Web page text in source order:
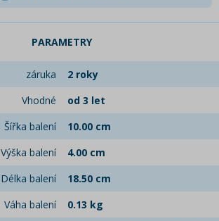
PARAMETRY
záruka
2 roky
Vhodné
od 3 let
Šířka balení
10.00 cm
Výška balení
4.00 cm
Délka balení
18.50 cm
Váha balení
0.13 kg